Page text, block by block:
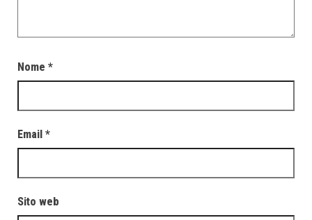
Nome *
Email *
Sito web